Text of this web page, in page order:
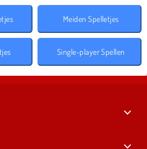
Meiden Spelletjes
Single-player Spellen